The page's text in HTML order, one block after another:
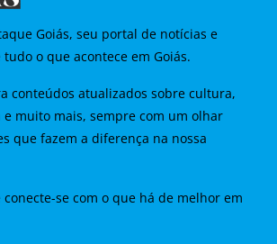
Goiás, seu portal de notícias e
o que acontece em Goiás.
conteúdos atualizados sobre cultura,
e muito mais, sempre com um olhar
que fazem a diferença na nossa
se com o que há de melhor em